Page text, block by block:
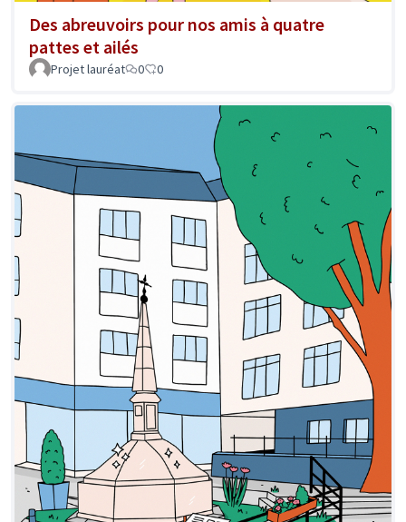
Des abreuvoirs pour nos amis à quatre
pattes et ailés
Projet lauréat 0 0